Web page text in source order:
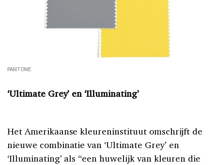
PANTONE
‘Ultimate Grey’ en ‘Illuminating’
Het Amerikaanse kleureninstituut omschrijft de
nieuwe combinatie van ‘Ultimate Grey’ en
‘Illuminating’ als “een huwelijk van kleuren die